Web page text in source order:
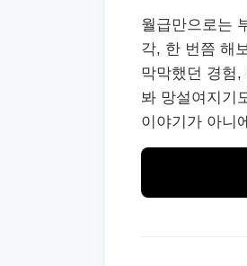
월급만으로는
각, 한 번쯤 해
막막했던 경험
봐 망설여지기
이야기가 아니